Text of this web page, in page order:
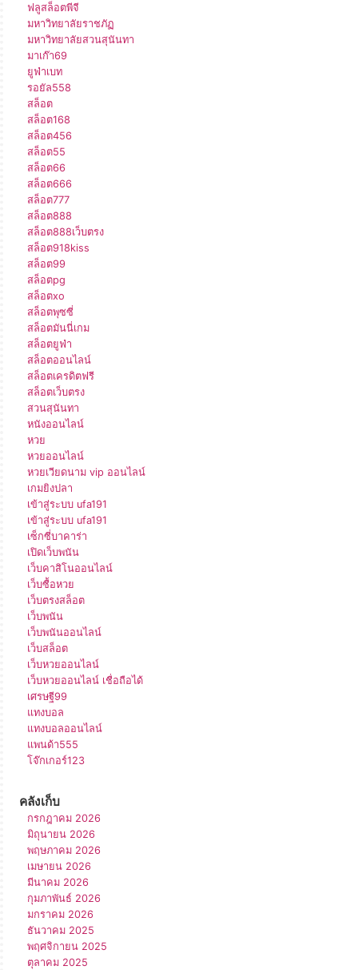
ฟลูสล็อตพีจี
มหาวิทยาลัยราชภัฏ
มหาวิทยาลัยสวนสุนันทา
มาเก๊า69
ยูฟ่าเบท
รอยัล558
สล็อต
สล็อต168
สล็อต456
สล็อต55
สล็อต66
สล็อต666
สล็อต777
สล็อต888
สล็อต888เว็บตรง
สล็อต918kiss
สล็อต99
สล็อตpg
สล็อตxo
สล็อตพุซซี่
สล็อตมันนี่เกม
สล็อตยูฟ่า
สล็อตออนไลน์
สล็อตเครดิตฟรี
สล็อตเว็บตรง
สวนสุนันทา
หนังออนไลน์
หวย
หวยออนไลน์
หวยเวียดนาม vip ออนไลน์
เกมยิงปลา
เข้าสู่ระบบ ufa191
เข้าสู่ระบบ ufa191
เซ็กซี่บาคาร่า
เปิดเว็บพนัน
เว็บคาสิโนออนไลน์
เว็บซื้อหวย
เว็บตรงสล็อต
เว็บพนัน
เว็บพนันออนไลน์
เว็บสล็อต
เว็บหวยออนไลน์
เว็บหวยออนไลน์ เชื่อถือได้
เศรษฐี99
แทงบอล
แทงบอลออนไลน์
แพนด้า555
โจ๊กเกอร์123
คลังเก็บ
กรกฎาคม 2026
มิถุนายน 2026
พฤษภาคม 2026
เมษายน 2026
มีนาคม 2026
กุมภาพันธ์ 2026
มกราคม 2026
ธันวาคม 2025
พฤศจิกายน 2025
ตุลาคม 2025